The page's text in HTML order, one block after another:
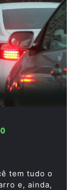
tem tudo o
e, ainda,